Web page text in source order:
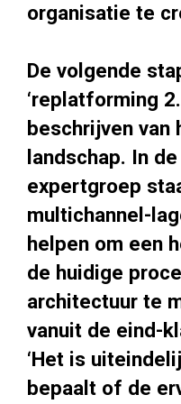
organisatie te
De volgende
‘replatforming
beschrijven van
landschap. In
expertgroep
multichannel-
helpen om een
de huidige
architectuur te
vanuit de eind-
‘Het is
bepaalt of de